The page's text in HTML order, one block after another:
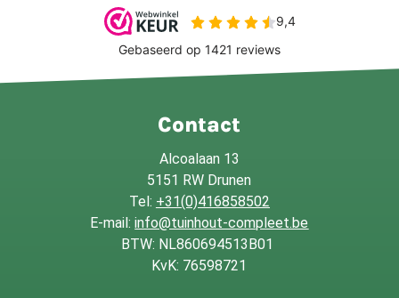
Contact
Alcoalaan 13
5151 RW Drunen
Tel: +31(0)416858502
E-mail:info@tuinhout-compleet.be
BTW: NL860694513B01
KvK: 76598721